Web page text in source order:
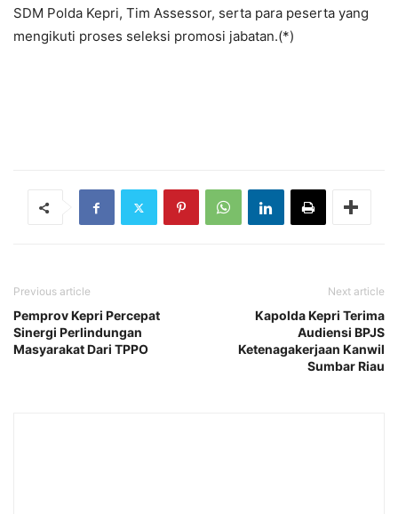
SDM Polda Kepri, Tim Assessor, serta para peserta yang
mengikuti proses seleksi promosi jabatan.(*)
Previous article
Pemprov Kepri Percepat
Sinergi Perlindungan
Masyarakat Dari TPPO
Next article
Kapolda Kepri Terima
Audiensi BPJS
Ketenagakerjaan Kanwil
Sumbar Riau